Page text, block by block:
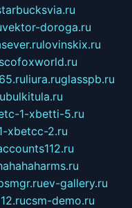
vektor-doroga.ru
lovinskix.ru
liura.ruglasspb.ru
bulkitula.ru
1-xbetti-5.ru
xbetcc-2.ru
ev-gallery.ru
csm-demo.ru